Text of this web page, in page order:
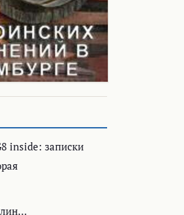
inside: записки